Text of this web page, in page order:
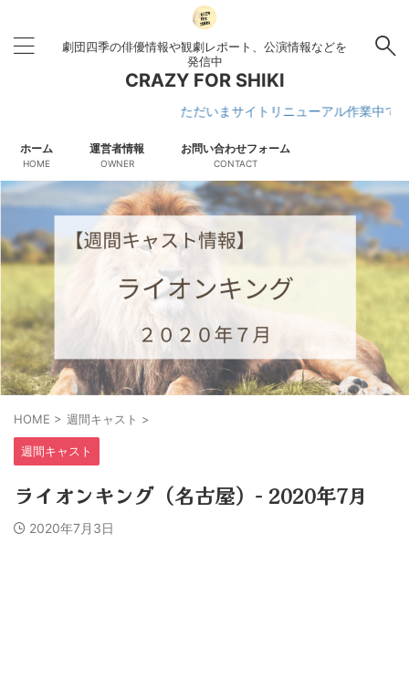
劇団四季の俳優情報や観劇レポート、公演情報などを
発信中
CRAZY FOR SHIKI
ただいまサイトリニューアル作業中です
ホーム
HOME
運営者情報
OWNER
お問い合わせフォーム
CONTACT
HOME > 週間キャスト >
週間キャスト
ライオンキング（名古屋）− 2020年7月
2020年7月3日